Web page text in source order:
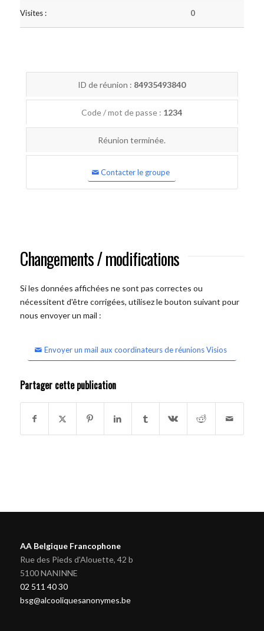
Visites : 0
ID de réunion : 84935493840
Code / mot de passe : 1234
Réunion terminée.
Contacter le groupe
Changements / modifications
Si les données affichées ne sont pas correctes ou
nécessitent d'être corrigées, utilisez le bouton suivant pour
nous envoyer un mail :
Envoyer un mail aux coordinateurs de réunions Visios
Partager cette publication
AA Belgique Francophone
Rue des Pieds d'Alouette, 42 b
5100 NANINNE
02 511 40 30
bsg@alcooliquesanonymes.be